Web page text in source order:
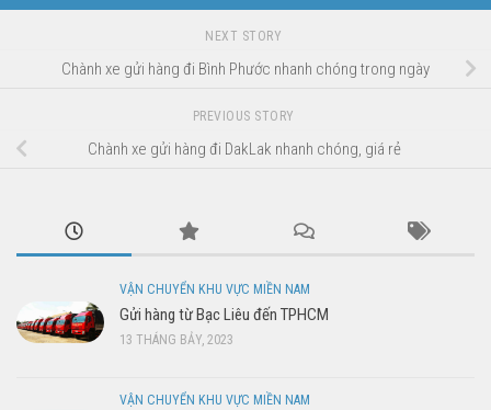
NEXT STORY
Chành xe gửi hàng đi Bình Phước nhanh chóng trong ngày
PREVIOUS STORY
Chành xe gửi hàng đi DakLak nhanh chóng, giá rẻ
VẬN CHUYỂN KHU VỰC MIỀN NAM
Gửi hàng từ Bạc Liêu đến TPHCM
13 THÁNG BẢY, 2023
VẬN CHUYỂN KHU VỰC MIỀN NAM